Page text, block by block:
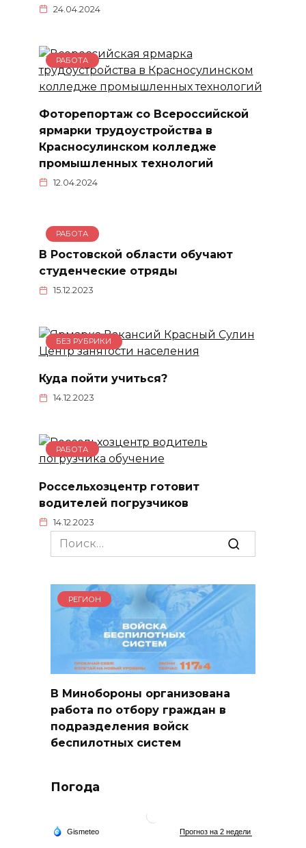
24.04.2024
РАБОТА
Фоторепортаж со Всероссийской
ярмарки трудоустройства в
Красносулинском колледже
промышленных технологий
12.04.2024
РАБОТА
В Ростовской области обучают
студенческие отряды
15.12.2023
БЕЗ РУБРИКИ
Куда пойти учиться?
14.12.2023
РАБОТА
Россельхозцентр готовит
водителей погрузчиков
14.12.2023
Search
for:
РЕГИОН
В Минобороны организована
работа по отбору граждан в
подразделения войск
беспилотных систем
Погода